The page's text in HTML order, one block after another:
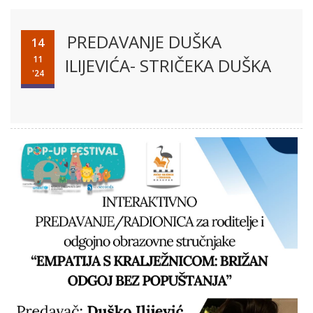
14
11
'24
PREDAVANJE DUŠKA
ILIJEVIĆA- STRIČEKA DUŠKA